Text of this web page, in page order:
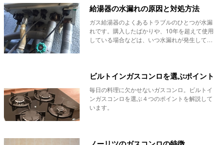
給湯器の水漏れの原因と対処方法
ガス給湯器のよくあるトラブルのひとつが水漏
れです。購入したばかりや、10年を超えて使用
している場合などは、いつ水漏れが発生しても
ビルトインガスコンロを選ぶポイント
毎日の料理に欠かせないガスコンロ。ビルトイ
ンガスコンロを選ぶ４つのポイントを解説して
います。